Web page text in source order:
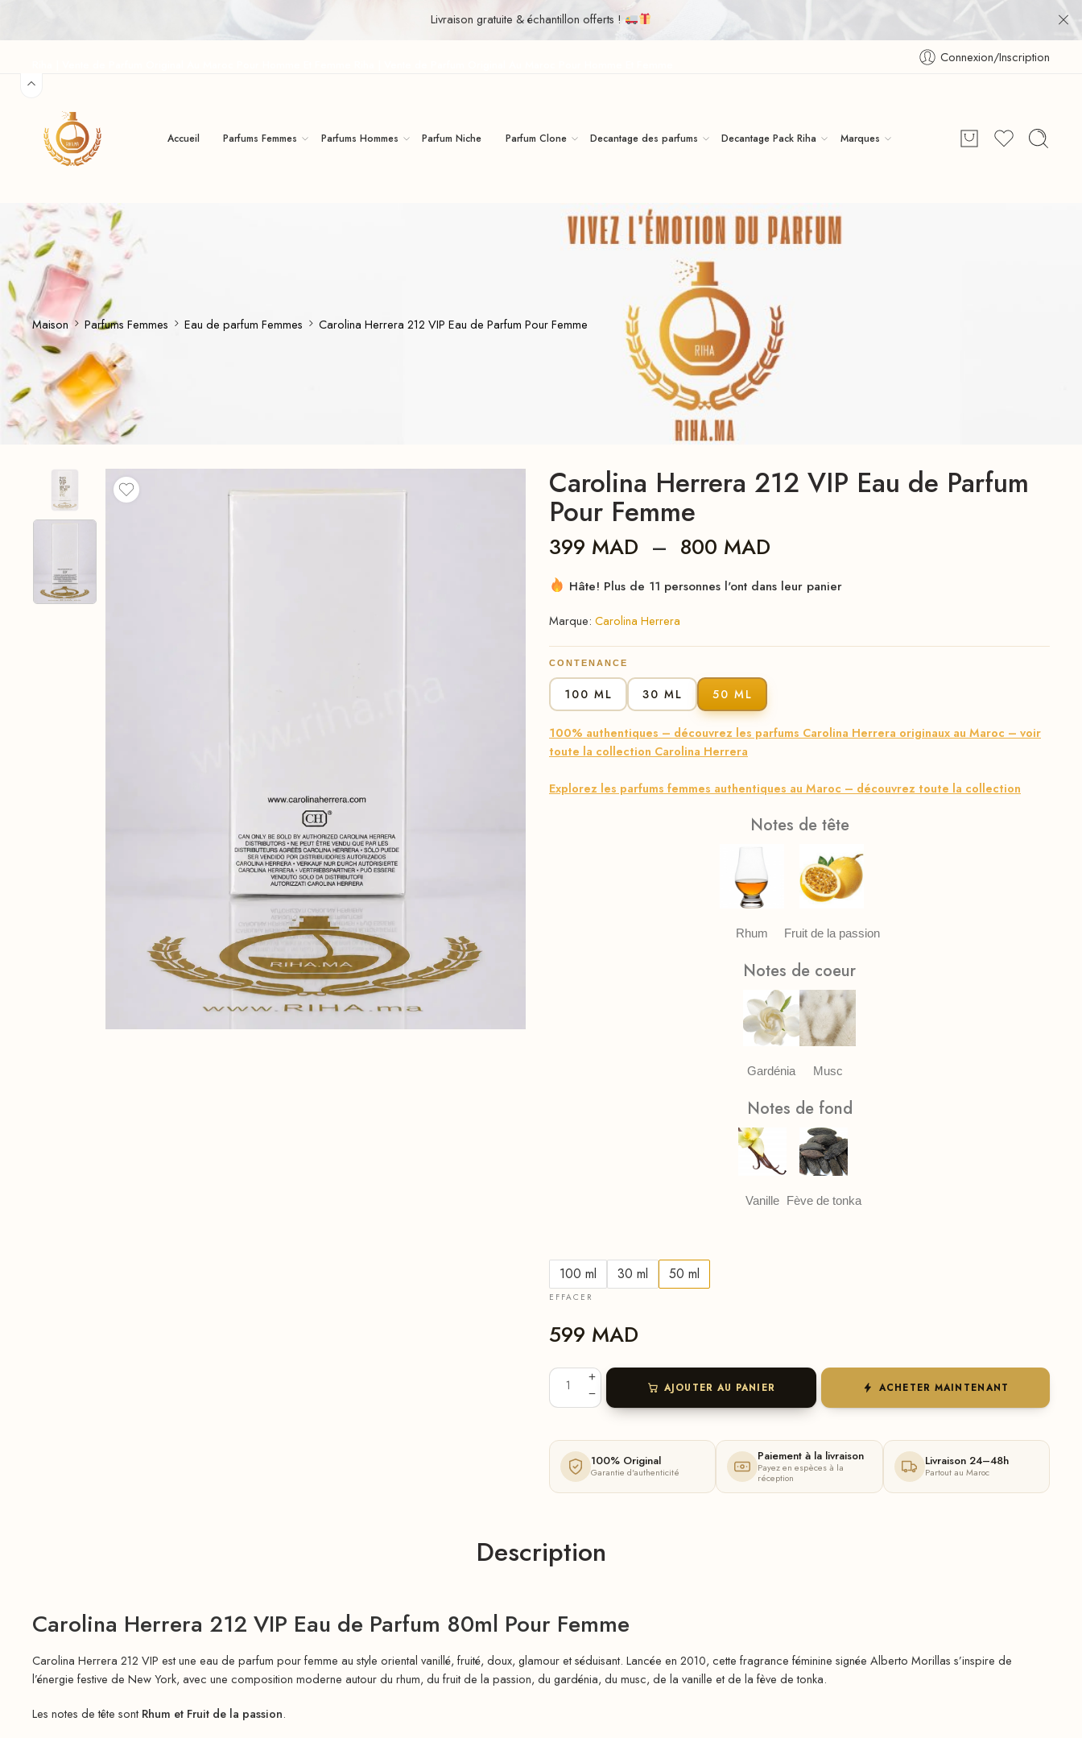
Livraison gratuite & échantillon offerts !
Connexion/Inscription
Accueil Parfums Femmes Parfums Hommes Parfum Niche Parfum Clone Decantage des parfums Decantage Pack Riha Marques
Maison Parfums Femmes Eau de parfum Femmes Carolina Herrera 212 VIP Eau de Parfum Pour Femme
Carolina Herrera 212 VIP Eau de Parfum
Pour Femme
399 MAD – 800 MAD
Hâte! Plus de 11 personnes l'ont dans leur panier
Marque: Carolina Herrera
CONTENANCE
100 ML 30 ML 50 ML
100% authentiques – découvrez les parfums Carolina Herrera originaux au Maroc – voir
toute la collection Carolina Herrera
Explorez les parfums femmes authentiques au Maroc – découvrez toute la collection
Notes de tête
Rhum Fruit de la passion
Notes de coeur
Gardénia Musc
Notes de fond
Vanille Fève de tonka
100 ml 30 ml 50 ml
EFFACER
599 MAD
AJOUTER AU PANIER ACHETER MAINTENANT
100% Original
Garantie d'authenticité
Paiement à la livraison
Payez en espèces à la
réception
Livraison 24–48h
Partout au Maroc
Description
Carolina Herrera 212 VIP Eau de Parfum 80ml Pour Femme
Carolina Herrera 212 VIP est une eau de parfum pour femme au style oriental vanillé, fruité, doux, glamour et séduisant. Lancée en 2010, cette fragrance féminine signée Alberto Morillas s’inspire de
l’énergie festive de New York, avec une composition moderne autour du rhum, du fruit de la passion, du gardénia, du musc, de la vanille et de la fève de tonka.
Les notes de tête sont Rhum et Fruit de la passion.